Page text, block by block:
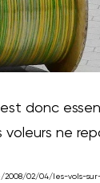
donc
voleurs ne
02/04/les-vols-